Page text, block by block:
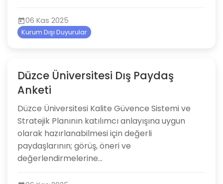
06 Kas 2025
Kurum Dışı Duyurular
Düzce Üniversitesi Dış Paydaş
Anketi
Düzce Üniversitesi Kalite Güvence Sistemi ve
Stratejik Planının katılımcı anlayışına uygun
olarak hazırlanabilmesi için değerli
paydaşlarının; görüş, öneri ve
değerlendirmelerine...